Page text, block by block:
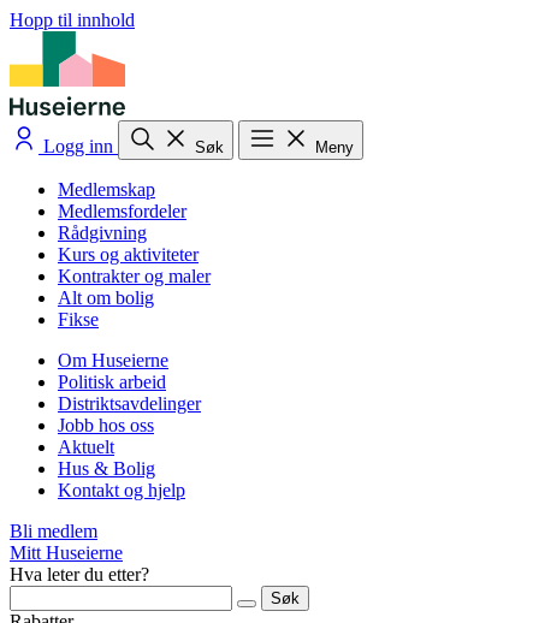
Hopp til innhold
Logg inn Søk Meny
Medlemskap
Medlemsfordeler
Rådgivning
Kurs og aktiviteter
Kontrakter og maler
Alt om bolig
Fikse
Om Huseierne
Politisk arbeid
Distriktsavdelinger
Jobb hos oss
Aktuelt
Hus & Bolig
Kontakt og hjelp
Bli medlem
Mitt Huseierne
Hva leter du etter?
Søk